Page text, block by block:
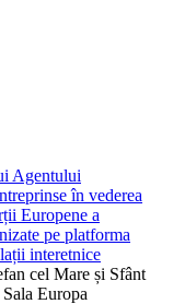
Agentului
în vederea
Europene a
pe platforma
interetnice
cel Mare și Sfânt
Europa